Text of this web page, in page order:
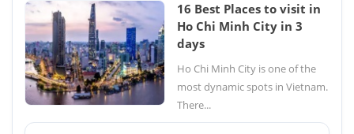
16 Best Places to visit in
Ho Chi Minh City in 3
days
Ho Chi Minh City is one of the
most dynamic spots in Vietnam.
There...